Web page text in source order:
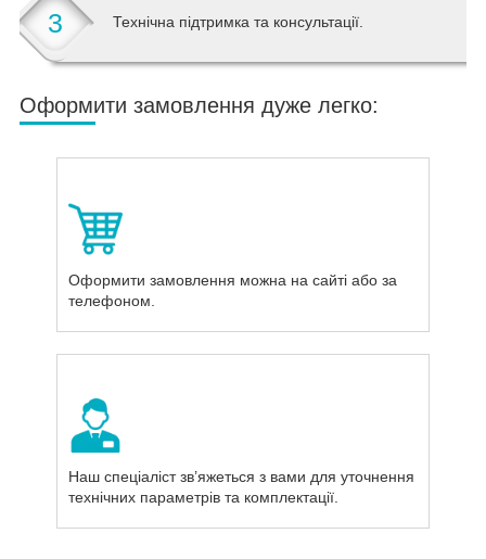
Технічна підтримка та консультації.
3
Оформити замовлення дуже легко:
Оформити замовлення можна на сайті або за
телефоном.
Наш спеціаліст зв’яжеться з вами для уточнення
технічних параметрів та комплектації.